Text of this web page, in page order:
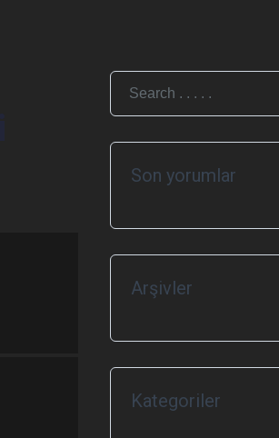
Son yorumlar
Arşivler
Kategoriler